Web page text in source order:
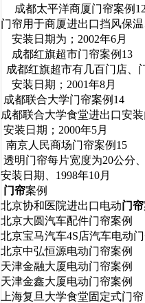
成都太平洋商厦门帘案例12
门帘用于商厦进出口挡风保温
安装日期为；2002年6月
成都红旗超市门帘案例13
成都红旗超市有几百门店、
安装日期；2001年8月
成都联合大学门帘案例14
成都联合大学食堂进出口安
安装日期；2000年5月
南京人民商场门帘案例15
透明门帘每片宽度为20公分
安装日期、1998年10月
门帘案例
北京协和医院进出口电动门帘
北京大圆汽车配件门帘案例
北京宝马汽车4S店汽车电动
北京中弘恒源电动门帘案例
天津金融大厦电动门帘案例
天津金鑫大厦电动门帘案例
上海复旦大学食堂固定式门帘